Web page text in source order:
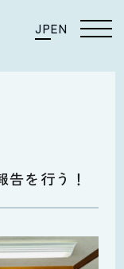
JPEN
を行う！